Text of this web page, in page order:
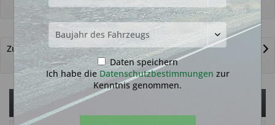
Zurück zur Übersicht
Filtern
Daten speichern
Ich habe dieDatenschutzbestimmungen zur
Kenntnis genommen.